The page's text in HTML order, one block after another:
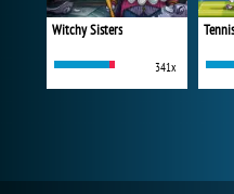
Witchy Sisters
341x